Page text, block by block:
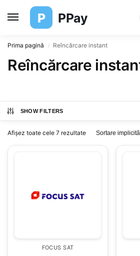
P PPay
Prima pagină / Reîncărcare instant
Reîncărcare
SHOW FILTERS
Afișez toate cele 7 rezultate
FOCUS SAT